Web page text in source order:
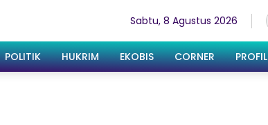
Sabtu, 8 Agustus 2026
POLITIK HUKRIM EKOBIS CORNER PROFIL